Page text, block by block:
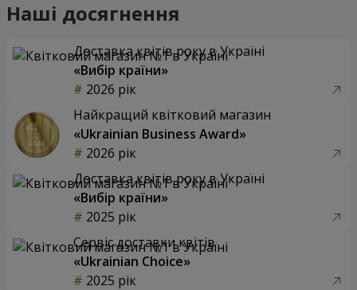
Наші досягнення
Доставка квітів року в Україні
«Вибір країни»
2026 рік
Найкращий квітковий магазин
«Ukrainian Business Award»
2026 рік
Доставка квітів року в Україні
«Вибір країни»
2025 рік
Сервіс доставки квітів
«Ukrainian Choice»
2025 рік